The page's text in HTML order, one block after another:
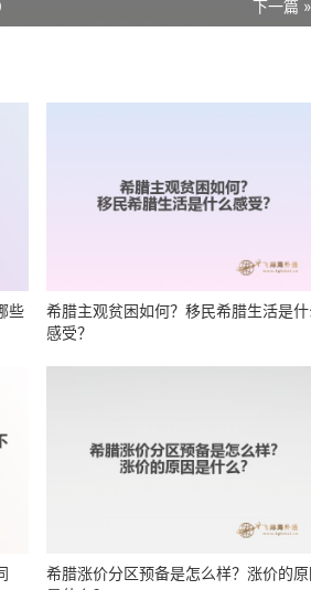
下一篇 »
些
希腊主观贫困如何？移民希腊生活是
感受？
希腊涨价分区预备是怎么样？涨价的